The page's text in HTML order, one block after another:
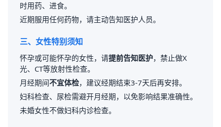
时用药、进食。
近期服用任何药物，请主动告知医护人员。
三、女性特别须知
怀孕或可能怀孕的女性，请提前告知医护，禁止做X
光、CT等放射性检查。
月经期间不宜体检，建议经期结束3-7天后再安排。
妇科检查、尿检需避开月经期，以免影响结果准确性。
未婚女性不做妇科内诊检查。